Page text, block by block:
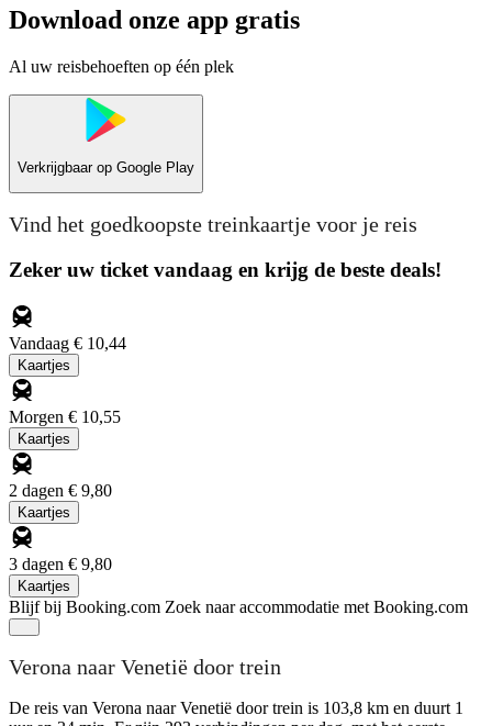
Download onze app gratis
Al uw reisbehoeften op één plek
Verkrijgbaar op Google Play
Vind het goedkoopste treinkaartje voor je reis
Zeker uw ticket vandaag en krijg de beste deals!
Vandaag € 10,44
Kaartjes
Morgen € 10,55
Kaartjes
2 dagen € 9,80
Kaartjes
3 dagen € 9,80
Kaartjes
Blijf bij Booking.com Zoek naar accommodatie met Booking.com
Verona naar Venetië door trein
De reis van Verona naar Venetië door trein is 103,8 km en duurt 1